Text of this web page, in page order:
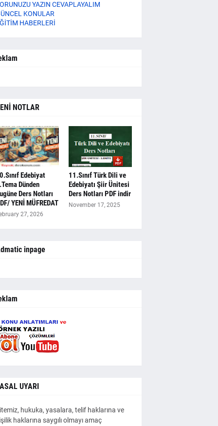
YAZIN CEVAPLAYALIM
KONULAR
HABERLERİ
NOTLAR
Edebiyat
Dünden
Ders Notları
YENİ MÜFREDAT
27, 2026
11.Sınıf Türk Dili ve
Edebiyatı Şiir Ünitesi
Ders Notları PDF indir
November 17, 2025
inpage
UYARI
hukuka, yasalara, telif haklarına ve
haklarına saygılı olmayı amaç